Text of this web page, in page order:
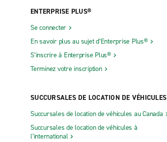
ENTERPRISE PLUS®
Se connecter
En savoir plus au sujet d’Enterprise Plus®
S’inscrire à Enterprise Plus®
Terminez votre inscription
SUCCURSALES DE LOCATION DE VÉHICULES
Succursales de location de véhicules au Canada
Succursales de location de véhicules à
l’international